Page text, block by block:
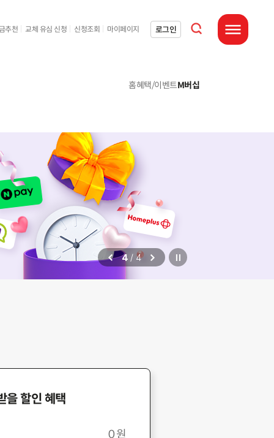
추천 교체 유심 신청 신청조회 마이페이지 로그인
통합검색 열기
전체메뉴 열기
홈혜택/이벤트M버십
자동재생 정지
4 / 4
을 할인 혜택
0원